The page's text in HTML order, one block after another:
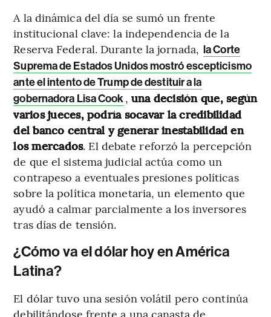
A la dinámica del día se sumó un frente
institucional clave: la independencia de la
Reserva Federal. Durante la jornada, la Corte
Suprema de Estados Unidos mostró escepticismo
ante el intento de Trump de destituir a la
gobernadora Lisa Cook, una decisión que, según
varios jueces, podría socavar la credibilidad
del banco central y generar inestabilidad en
los mercados. El debate reforzó la percepción
de que el sistema judicial actúa como un
contrapeso a eventuales presiones políticas
sobre la política monetaria, un elemento que
ayudó a calmar parcialmente a los inversores
tras días de tensión.
¿Cómo va el dólar hoy en América
Latina?
El dólar tuvo una sesión volátil pero continúa
debilitándose frente a una canasta de